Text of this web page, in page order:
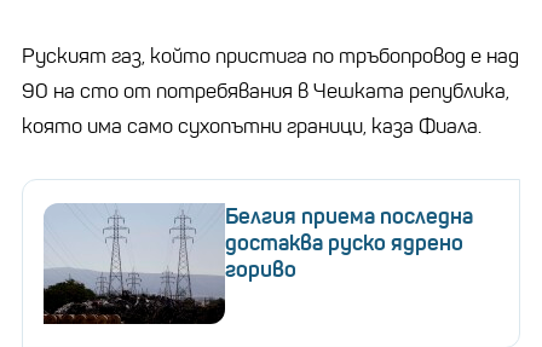
Руският газ, който пристига по тръбопровод е над
90 на сто от потребявания в Чешката република,
която има само сухопътни граници, каза Фиала.
Белгия приема последна
достаква руско ядрено
гориво